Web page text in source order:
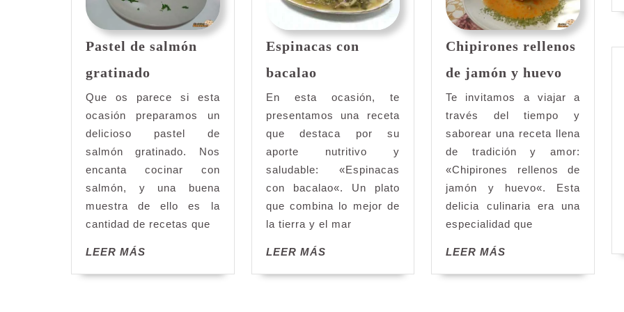
Pastel de salmón
gratinado
salmón
gratinado
Que os parece si esta
ocasión preparamos un
delicioso pastel de
salmón gratinado. Nos
encanta cocinar con
salmón, y una buena
muestra de ello es la
cantidad de recetas que
LEER MÁS
Espinacas con
bacalao
bacalao
En esta ocasión, te
presentamos una receta
que destaca por su
aporte nutritivo y
saludable: «Espinacas
con bacalao«. Un plato
que combina lo mejor de
la tierra y el mar
LEER MÁSLEER
Chipirones rellenos
de jamón y huevo
de
jamón
y
huevo
Te invitamos a viajar a
través del tiempo y
saborear una receta llena
de tradición y amor:
«Chipirones rellenos de
jamón y huevo«. Esta
delicia culinaria era una
especialidad que
LEER MÁS